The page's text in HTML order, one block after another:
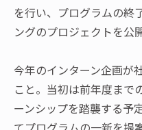
を行い、プログラムの終
ングのプロジェクトを公
今年のインターン企画が
こと。当初は前年度まで
ーンシップを踏襲する予